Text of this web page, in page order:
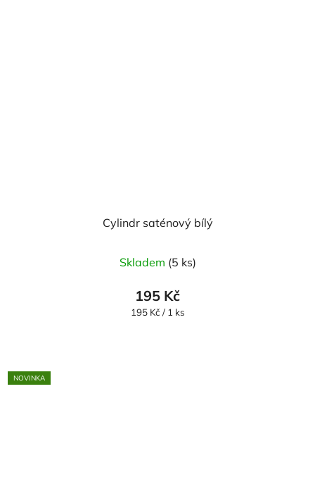
Cylindr saténový bílý
hodnocení
produktu
je
Skladem (5 ks)
195 Kč
Měrná
195 Kč / 1 ks
NOVINKA